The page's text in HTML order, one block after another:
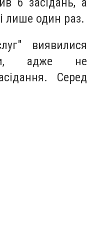
лише один раз.
виявилися
адже не
Серед